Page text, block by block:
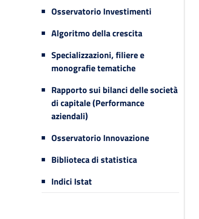
Osservatorio Investimenti
Algoritmo della crescita
Specializzazioni, filiere e
monografie tematiche
Rapporto sui bilanci delle società
di capitale (Performance
aziendali)
Osservatorio Innovazione
Biblioteca di statistica
Indici Istat